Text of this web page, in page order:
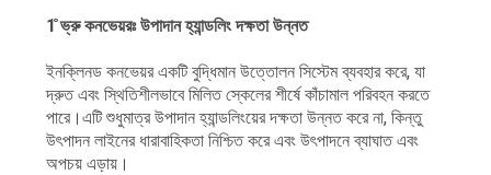
1 ̊ভ্রু কনভেয়রঃ উপাদান হ্যান্ডলিং দক্ষতা উন্নত
ইনক্লিনড কনভেয়র একটি বুদ্ধিমান উত্তোলন সিস্টেম ব্যবহার করে, যা
দ্রুত এবং স্থিতিশীলভাবে মিলিত স্কেলের শীর্ষে কাঁচামাল পরিবহন করতে
পারে।এটি শুধুমাত্র উপাদান হ্যান্ডলিংয়ের দক্ষতা উন্নত করে না, কিন্তু
উৎপাদন লাইনের ধারাবাহিকতা নিশ্চিত করে এবং উৎপাদনে ব্যাঘাত এবং
অপচয় এড়ায়।